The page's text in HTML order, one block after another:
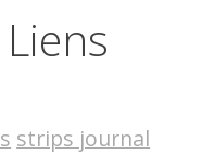
strips journal